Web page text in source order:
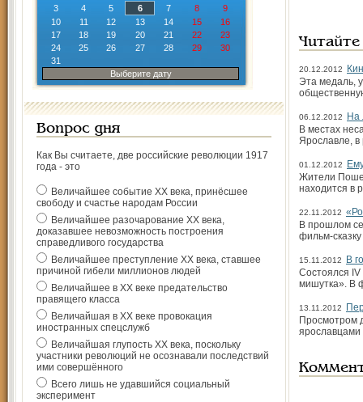
3
4 5 6 7 8
9
10
11 12 13 14 15
16
17
18 19 20 21 22
23
24
25 26 27 28 29
30
31
Выберите дату
Вопрос дня
Как Вы считаете, две российские революции 1917
года - это
Величайшее событие ХХ века, принёсшее
свободу и счастье народам России
Величайшее разочарование ХХ века,
доказавшее невозможность построения
справедливого государства
Величайшее преступление ХХ века, ставшее
причиной гибели миллионов людей
Величайшее в ХХ веке предательство
правящего класса
Величайшая в ХХ веке провокация
иностранных спецслужб
Величайшая глупость ХХ века, поскольку
участники революций не осознавали последствий
ими совершённого
Всего лишь не удавшийся социальный
эксперимент
20.12.2012
Эта медаль,
06.12.2012
На
В местах
Ярославле, в
01.12.2012
Жители
находится в
22.11.2012
В прошлом
фильм-
15.11.2012
В
Состоялся
мишутка». В
13.11.2012
Просмотром
ярославцами